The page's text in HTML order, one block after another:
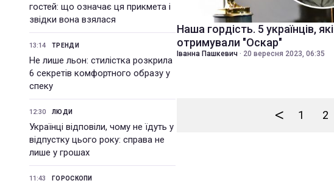
гостей: що означає ця прикмета і
звідки вона взялася
13:14 ТРЕНДИ
Не лише льон: стилістка розкрила
6 секретів комфортного образу у
спеку
12:30 ЛЮДИ
Українці відповіли, чому не їдуть у
відпустку цього року: справа не
лише у грошах
11:43 ГОРОСКОПИ
Наша гордість. 5 українців, які
отримували "Оскар"
Іванна Пашкевич · 20 вересня 2023, 06:35
< 1 2